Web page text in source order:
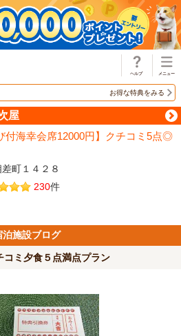
お得な特典をみる
屋
付海幸会席12000円】クチコミ5点◎
町１４２８
230件
泊施設ブログ
ミ夕食５点満点プラン